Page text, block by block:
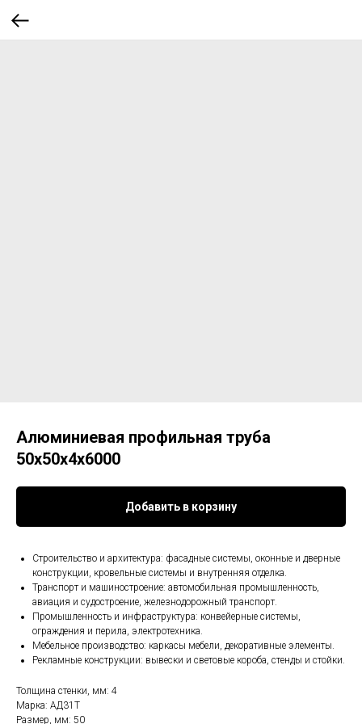
Алюминиевая профильная труба
50х50x4х6000
Добавить в корзину
Строительство и архитектура: фасадные системы, оконные и дверные
конструкции, кровельные системы и внутренняя отделка.
Транспорт и машиностроение: автомобильная промышленность,
авиация и судостроение, железнодорожный транспорт.
Промышленность и инфраструктура: конвейерные системы,
ограждения и перила, электротехника.
Мебельное производство: каркасы мебели, декоративные элементы.
Рекламные конструкции: вывески и световые короба, стенды и стойки.
Толщина стенки, мм: 4
Марка: АД31Т
Размер, мм: 50